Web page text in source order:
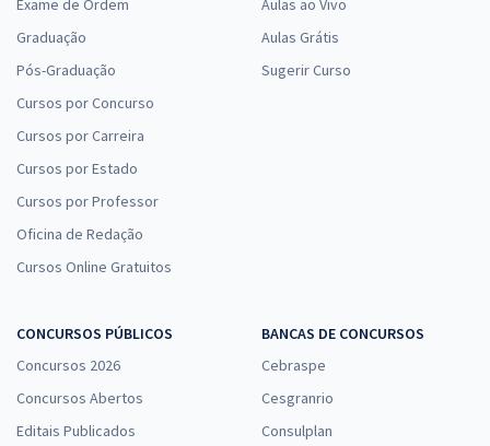
Exame de Ordem
Graduação
Pós-Graduação
Cursos por Concurso
Cursos por Carreira
Cursos por Estado
Cursos por Professor
Oficina de Redação
Cursos Online Gratuitos
Aulas ao Vivo
Aulas Grátis
Sugerir Curso
CONCURSOS PÚBLICOS
Concursos 2026
Concursos Abertos
Editais Publicados
BANCAS DE CONCURSOS
Cebraspe
Cesgranrio
Consulplan